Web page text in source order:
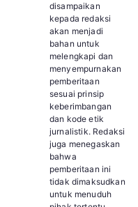
disampaikan
kepada redaksi
akan menjadi
bahan untuk
melengkapi dan
menyempurnakan
pemberitaan
sesuai prinsip
keberimbangan
dan kode etik
jurnalistik. Redaksi
juga menegaskan
bahwa
pemberitaan ini
tidak dimaksudkan
untuk menuduh